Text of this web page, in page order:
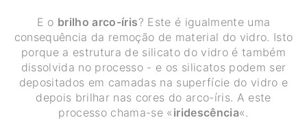
E o brilho arco-íris? Este é igualmente uma
consequência da remoção de material do vidro. Isto
porque a estrutura de silicato do vidro é também
dissolvida no processo - e os silicatos podem ser
depositados em camadas na superfície do vidro e
depois brilhar nas cores do arco-íris. A este
processo chama-se « iridescência«.